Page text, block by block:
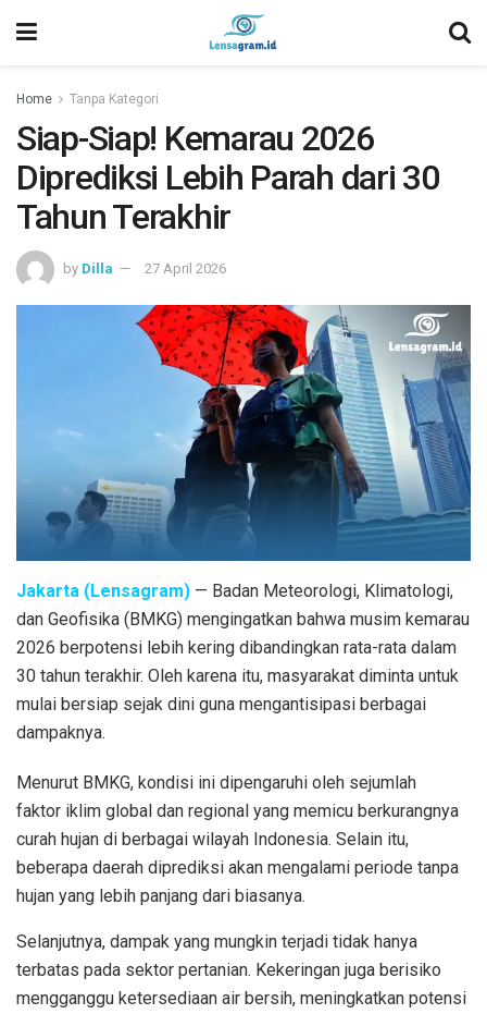
Home Tanpa Kategori
Siap-Siap! Kemarau 2026
Diprediksi Lebih Parah dari 30
Tahun Terakhir
by Dilla 27 April 2026
Jakarta (Lensagram) — Badan Meteorologi, Klimatologi,
dan Geofisika (BMKG) mengingatkan bahwa musim kemarau
2026 berpotensi lebih kering dibandingkan rata-rata dalam
30 tahun terakhir. Oleh karena itu, masyarakat diminta untuk
mulai bersiap sejak dini guna mengantisipasi berbagai
dampaknya.
Menurut BMKG, kondisi ini dipengaruhi oleh sejumlah
faktor iklim global dan regional yang memicu berkurangnya
curah hujan di berbagai wilayah Indonesia. Selain itu,
beberapa daerah diprediksi akan mengalami periode tanpa
hujan yang lebih panjang dari biasanya.
Selanjutnya, dampak yang mungkin terjadi tidak hanya
terbatas pada sektor pertanian. Kekeringan juga berisiko
mengganggu ketersediaan air bersih, meningkatkan potensi